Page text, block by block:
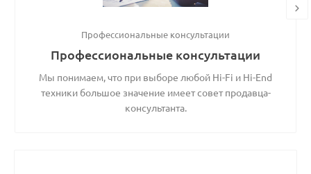
Профессиональные консультации
Профессиональные консультации
Мы понимаем, что при выборе любой Hi-Fi и Hi-End
техники большое значение имеет совет продавца-
консультанта.